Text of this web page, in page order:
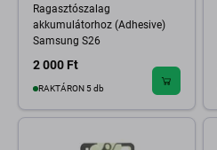
Ragasztószalag
akkumulátorhoz (Adhesive)
Samsung S26
2 000 Ft
RAKTÁRON 5 db